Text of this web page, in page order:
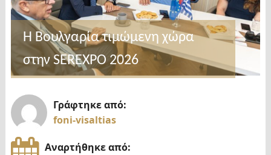
από
τους
Εξωτερικούς
Φρουρούς"
H Βουλγαρία τιμώμενη χώρα
στην SEREXPO 2026
Γράφτηκε από:
foni-visaltias
Αναρτήθηκε από: